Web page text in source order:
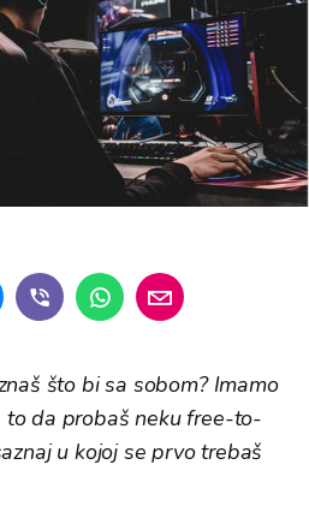
što bi sa sobom? Imamo
to da probaš neku free-to-
u kojoj se prvo trebaš